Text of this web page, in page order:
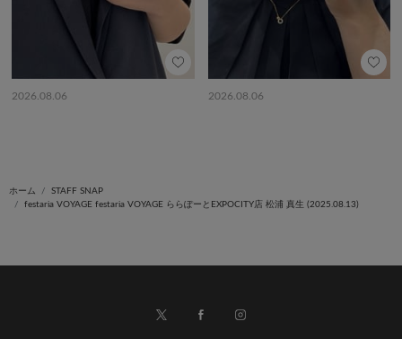
2026.08.06 2026.08.06
ホーム
STAFF SNAP
festaria VOYAGE festaria VOYAGE ららぽーとEXPOCITY店 松浦 真生 (2025.08.13)